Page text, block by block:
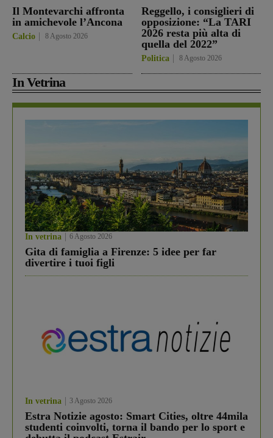
Il Montevarchi affronta
in amichevole l’Ancona
Calcio 8 Agosto 2026
Reggello, i consiglieri di
opposizione: “La TARI
2026 resta più alta di
quella del 2022”
Politica 8 Agosto 2026
In Vetrina
In vetrina 6 Agosto 2026
Gita di famiglia a Firenze: 5 idee per far
divertire i tuoi figli
In vetrina 3 Agosto 2026
Estra Notizie agosto: Smart Cities, oltre 44mila
studenti coinvolti, torna il bando per lo sport e